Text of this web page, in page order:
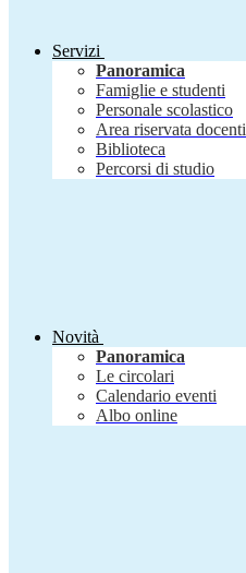
Servizi
Panoramica
Famiglie e studenti
Personale scolastico
Area riservata docenti
Biblioteca
Percorsi di studio
Novità
Panoramica
Le circolari
Calendario eventi
Albo online